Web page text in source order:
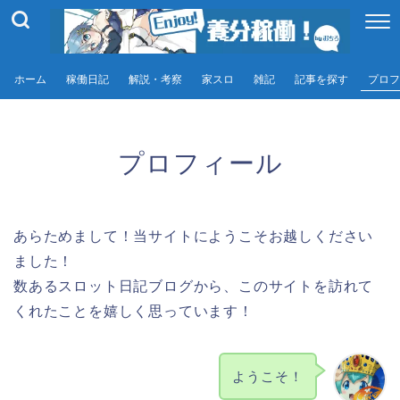
ホーム 稼働日記 解説・考察 家スロ 雑記 記事を探す プロ
プロフィール
あらためまして！当サイトにようこそお越しください
ました！
数あるスロット日記ブログから、このサイトを訪れて
くれたことを嬉しく思っています！
ようこそ！